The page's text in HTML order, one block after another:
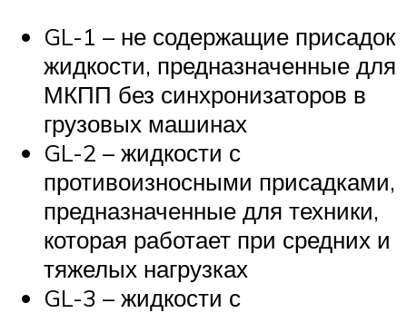
GL-1 – не содержащие присадок
жидкости, предназначенные для
МКПП без синхронизаторов в
грузовых машинах
GL-2 – жидкости с
противоизносными присадками,
предназначенные для техники,
которая работает при средних и
тяжелых нагрузках
GL-3 – жидкости с